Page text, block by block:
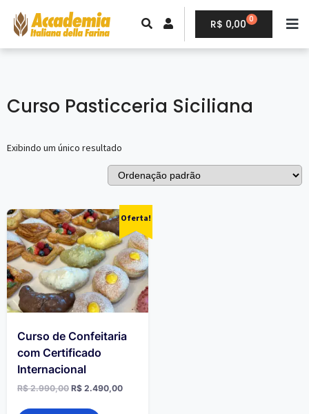
R$ 0,00 0
Curso Pasticceria Siciliana
Exibindo um único resultado
Oferta!
Curso de Confeitaria
com Certificado
Internacional
R$2.990,00 R$ 2.490,00